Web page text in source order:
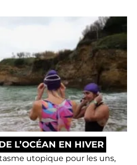
L’OCÉAN EN HIVER
utopique pour les uns,